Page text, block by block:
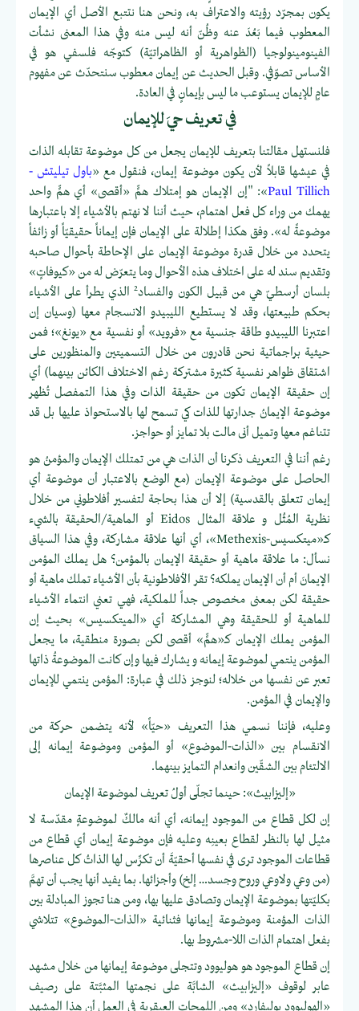
يكون بمجرّد رؤيته والاعتراف به، ونحن هنا نتتبع الأصل أي الإيمان
المعطوب فيما بَعُدَ عنه وظُنّ أنه ليس منه وفي هذا المعنى نشأت
الفينومينولوجيا (الظواهرية أو الظاهراتيّة) كتوجّه فلسفي هو في
الأساس تصوّفي. وقبل الحديث عن إيمان معطوب سنتحدّث عن مفهوم
عامٍ للإيمان يستوعب ما ليس بإيمانٍ في العادة.
في تعريف حيَ للإيمان
فلنستهل مقالتنا بتعريف للإيمان يجعل من كل موضوعة تقابله الذات
في عيشها قابلاً لأن يكون موضوعة إيمان، فنقول مع «باول تيليتش -
Paul Tillich»: "إن الإيمان هو إمتلاك همٍّ «أقصى» أي همٍّ واحد
يهمك من وراء كل فعل اهتمام، حيث أننا لا نهتم بالأشياء إلا باعتبارها
موضوعةً له». وفق هكذا إطلالة على الإيمان فإن إيماناً حقيقيّاً أو زائفاً
يتحدد من خلال قدرة موضوعة الإيمان على الإحاطة بأحوال صاحبه
وتقديم سند له على اختلاف هذه الأحوال وما يتعرّض له من «كيوفاتٍ»
بلسان أرسطيّ هي من قبيل الكون والفساد2الذي يطرأ على الأشياء
بحكم طبيعتها، وقد لا يستطيع الليبيدو الانسجام معها (وسيان إن
اعتبرنا الليبيدو طاقة جنسية مع «فرويد» أو نفسية مع «يونغ»؛ فمن
حيثية براجماتية نحن قادرون من خلال التسميتين والمنظورين على
اشتقاق ظواهر نفسية كثيرة مشتركة رغم الاختلاف الكائن بينهما) أي
إن حقيقة الإيمان تكون من حقيقة الذات وفي هذا التمفصل تُظهر
موضوعة الإيمانُ جدارتها للذات كي تسمح لها بالاستحواذ عليها بل قد
تتناغم معها وتميل أنى مالت بلا تمايز أو حواجز.
رغم أننا في التعريف ذكرنا أن الذات هي من تمتلك الإيمان والمؤمنُ هو
الحاصل على موضوعة الإيمان (مع الوضع بالاعتبار أن موضوعة أي
إيمان تتعلق بالقدسية) إلا أن هذا بحاجة لتفسير أفلاطوني من خلال
نظرية المُثُل و علاقة المثال Eidos أو الماهية/الحقيقة بالشيء
كـ«ميتكسيس-Methexis»، أي أنها علاقة مشاركة، وفي هذا السياق
نسأل: ما علاقة ماهية أو حقيقة الإيمان بالمؤمن؟ هل يملك المؤمن
الإيمانَ أم أن الإيمان يملكه؟ تقر الأفلاطونية بأن الأشياء تملك ماهية أو
حقيقة لكن بمعنى مخصوص جداً للملكية، فهي تعني انتماء الأشياء
للماهية أو للحقيقة وهي المشاركة أي «الميتكسيس» بحيث إن
المؤمن يملك الإيمان كـ«همٍّ» أقصى لكن بصورة منطقية، ما يجعل
المؤمن ينتمي لموضوعة إيمانه و يشارك فيها وإن كانت الموضوعةُ ذاتها
تعبر عن نفسها من خلاله؛ لنوجز ذلك في عبارة: المؤمن ينتمي للإيمان
والإيمان في المؤمن.
وعليه، فإننا نسمي هذا التعريف «حيّاً» لأنه يتضمن حركة من
الانقسام بين «الذات-الموضوع» أو المؤمن وموضوعة إيمانه إلى
الالتئام بين الشقّين وانعدام التمايز بينهما.
«إليزابيث»: حينما تجلّى أولُ تعريف لموضوعة الإيمان
إن لكل قطاع من الموجود إيمانه، أي أنه مالكٌ لموضوعةٍ مقدّسة لا
مثيل لها بالنظر لقطاع بعينِه وعليه فإن موضوعة إيمان أي قطاع من
قطاعات الموجود ترى في نفسها أحقيّةَ أن تكرِّس لها الذاتُ كل عناصرها
(من وعي ولاوعي وروح وجسد… إلخ) وأجزائها. بما يفيد أنها يجب أن تهمَّ
بكليّتها بموضوعة الإيمان وتصادق عليها بها، ومن هنا تجوز المبادلة بين
الذات المؤمنة وموضوعة إيمانها فثنائية «الذات-الموضوع» تتلاشي
بفعل اهتمام الذات اللا-مشروط بها.
إن قطاع الموجود هو هوليوود وتتجلى موضوعة إيمانها من خلال مشهد
عابر لوقوف «إليزابيث» الشابَّة على نجمتها المثبَّتة على رصيف
«الهوليوود بوليفارد» ومن اللمحات العبقرية في العمل أن هذا المشهد